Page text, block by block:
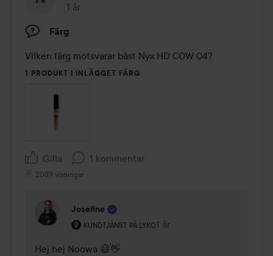
1 år
Inlägget skapades 1 år
Färg
Vilken färg motsvarar bäst Nyx HD C0W 04?
1 PRODUKT I INLÄGGET FÄRG
Gilla 1 kommentar
2089 visningar
Josefine
KUNDTJÄNST PÅ LYKO
Användarens roll: Kundtjänst på Lyko.
1 år
Kommentaren lades 1 år
Hej hej Noowa 😃👋